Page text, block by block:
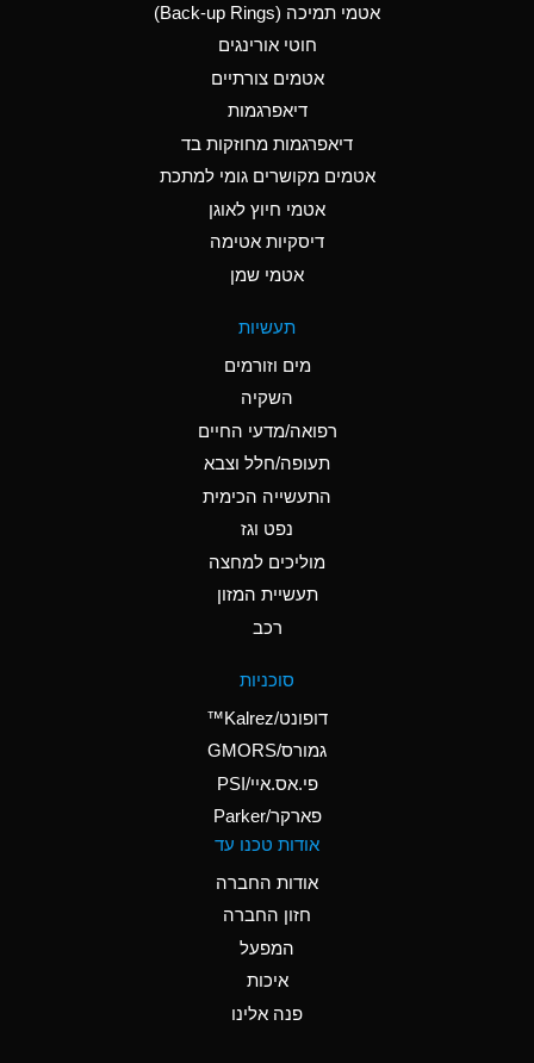
Aluminum Phosphate
Ammonia Anhydrous
B
Ammonia Gas (cold)
A
Ammonia Gas (hot)
Ammonium Hydroxide
D
Ammonium Nitrate
Ammonium Nitrite
Ammonium Persulfate
Ammonium Phosphate
A
Ammonium Sulfate
A
Amyl Acetate (Banana
אטמי תמיכה (Back-up Rings)
חוטי אורינגים
אטמים צורתיים
דיאפרגמות
דיאפרגמות מחוזקות בד
אטמים מקושרים גומי למתכת
אטמי חיוץ לאוגן
דיסקיות אטימה
אטמי שמן
תעשיות
מים וזורמים
השקיה
רפואה/מדעי החיים
תעופה/חלל וצבא
התעשייה הכימית
נפט וגז
מוליכים למחצה
תעשיית המזון
רכב
סוכניות
דופונט/Kalrez™
גמורס/GMORS
פי.אס.איי/PSI
פארקר/Parker
אודות טכנו עד
אודות החברה
חזון החברה
המפעל
איכות
פנה אלינו